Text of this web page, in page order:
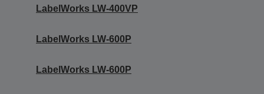
LabelWorks LW-400VP
LabelWorks LW-600P
LabelWorks LW-600P